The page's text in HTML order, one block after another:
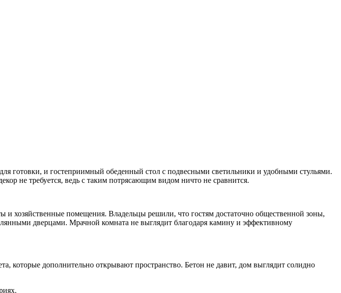
готовки, и гостеприимный обеденный стол с подвесными светильники и удобными стульями.
не требуется, ведь с таким потрясающим видом ничто не сравнится.
хозяйственные помещения. Владельцы решили, что гостям достаточно общественной зоны,
дверцами. Мрачной комната не выглядит благодаря камину и эффективному
которые дополнительно открывают пространство. Бетон не давит, дом выглядит солидно